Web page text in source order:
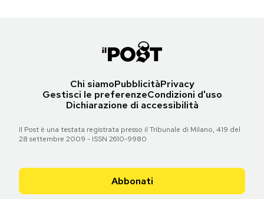
Chi siamoPubblicitàPrivacy
Gestisci le preferenzeCondizioni d'uso
Dichiarazione di accessibilità
Il Post è una testata registrata presso il Tribunale di Milano, 419 del
28 settembre 2009 - ISSN 2610-9980
Abbonati